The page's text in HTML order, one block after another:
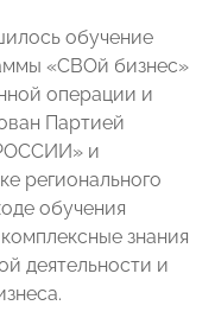
обучение
«СВОй бизнес»
операции и
Партией
и
регионального
обучения
знания
деятельности и